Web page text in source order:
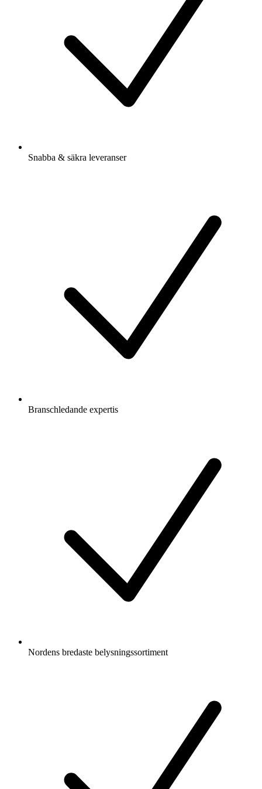
Snabba & säkra leveranser
Branschledande expertis
Nordens bredaste belysningssortiment